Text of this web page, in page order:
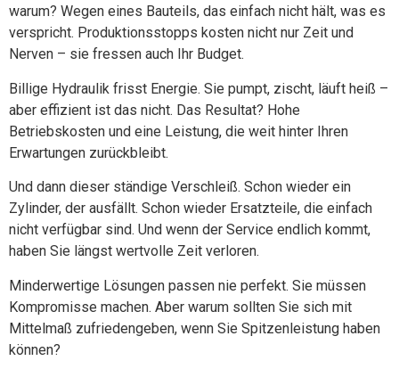
warum? Wegen eines Bauteils, das einfach nicht hält, was es
verspricht. Produktionsstopps kosten nicht nur Zeit und
Nerven – sie fressen auch Ihr Budget.
Billige Hydraulik frisst Energie. Sie pumpt, zischt, läuft heiß –
aber effizient ist das nicht. Das Resultat? Hohe
Betriebskosten und eine Leistung, die weit hinter Ihren
Erwartungen zurückbleibt.
Und dann dieser ständige Verschleiß. Schon wieder ein
Zylinder, der ausfällt. Schon wieder Ersatzteile, die einfach
nicht verfügbar sind. Und wenn der Service endlich kommt,
haben Sie längst wertvolle Zeit verloren.
Minderwertige Lösungen passen nie perfekt. Sie müssen
Kompromisse machen. Aber warum sollten Sie sich mit
Mittelmaß zufriedengeben, wenn Sie Spitzenleistung haben
können?